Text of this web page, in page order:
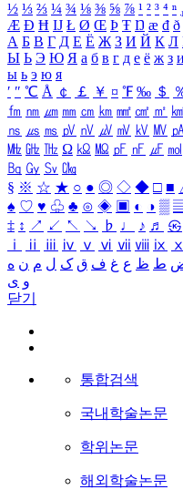
½ ⅓ ⅔ ¼ ¾ ⅛ ⅜ ⅝ ⅞ ¹ ² ³ ⁴ ⁿ ₁
Æ Ð Ħ Ĳ Ł Ø Œ Þ Ŧ Ŋ æ đ ð
А Б В Г Д Е Ё Ж З И Й К Л
Ы Ь Э Ю Я а б в г д е ё ж з и
ы ь э ю я
′ ″ ℃ Å ￠ ￡ ￥ ¤ ℉ ‰ ＄
㎙ ㎚ ㎛ ㎜ ㎝ ㎞ ㎟ ㎠ ㎡
㎱ ㎲ ㎳ ㎴ ㎵ ㎶ ㎷ ㎸ ㎹ ㎀
㎒ ㎓ ㎔ Ω ㏀ ㏁ ㎊ ㎋ ㎌ ㏖
㏃ ㏉ ㏜ ㏆
§ ※ ☆ ★ ○ ● ◎ ◇ ◆ □ ■
♠ ♡ ♥ ♧ ♣ ⊙ ◈ ▣ ◐ ◑ ▒
‡ ↕ ↗ ↙ ↖ ↘ ♭ ♩ ♪ ♬ ㉿
ⅰ
ⅱ ⅲ ⅳ ⅴ ⅵ ⅶ ⅷ ⅸ ⅹ
ط ظ ع غ ف ق ک ل م ن ه
و ی
닫기
통합검색
국내학술논문
학위논문
해외학술논문